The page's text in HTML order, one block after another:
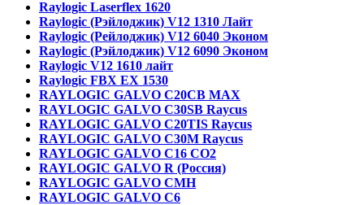
Raylogic Laserflex 1620
Raylogic (Рэйлоджик) V12 1310 Лайт
Raylogic (Рейлоджик) V12 6040 Эконом
Raylogic (Рэйлоджик) V12 6090 Эконом
Raylogic V12 1610 лайт
Raylogic FBX EX 1530
RAYLOGIC GALVO С20CB MAX
RAYLOGIC GALVO С30SB Raycus
RAYLOGIC GALVO C20TIS Raycus
RAYLOGIC GALVO С30M Raycus
RAYLOGIC GALVO С16 CO2
RAYLOGIC GALVO R (Россия)
RAYLOGIC GALVO CMH
RAYLOGIC GALVO С6